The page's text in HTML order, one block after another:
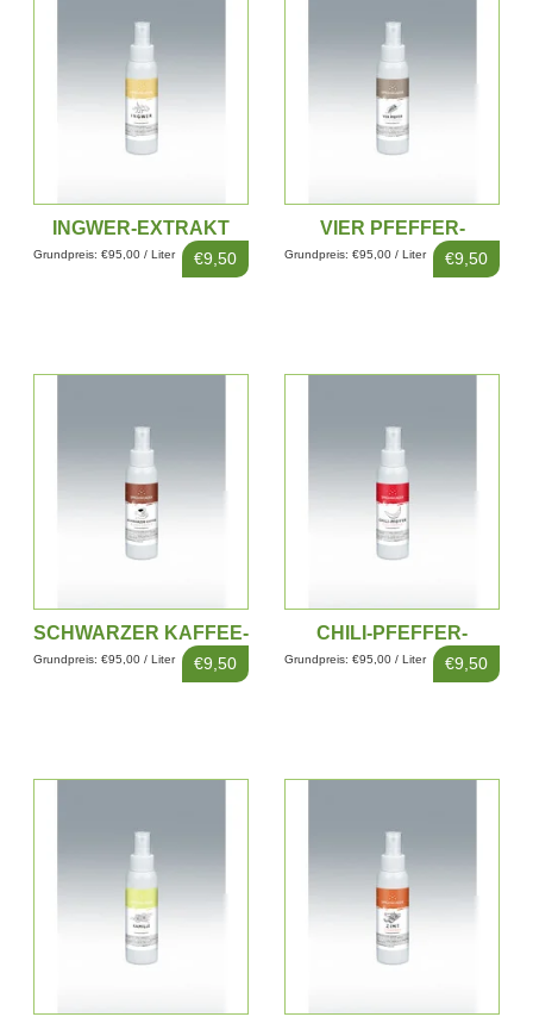
INGWER-EXTRAKT
100ML
€9,50
Grundpreis: €95,00 / Liter
VIER PFEFFER-
EXTRAKT 100ML
€9,50
Grundpreis: €95,00 / Liter
SCHWARZER KAFFEE-
EXTRAKT 100ML
€9,50
Grundpreis: €95,00 / Liter
CHILI-PFEFFER-
EXTRAKT 100ML
€9,50
Grundpreis: €95,00 / Liter